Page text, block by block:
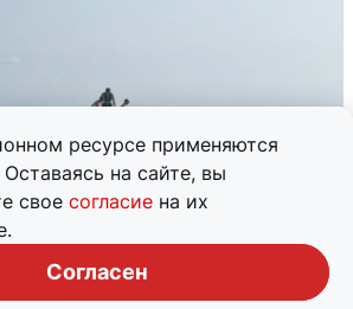
ресурсе применяются
на сайте, вы
свое согласие на их
Согласен